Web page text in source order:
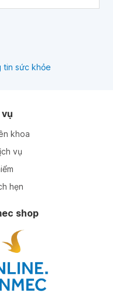
tin sức khỏe
khoa
vụ
hẹn
shop